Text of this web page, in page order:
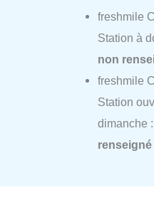
freshmile
Station à
non
freshmile
Station
dimanche :
renseigné